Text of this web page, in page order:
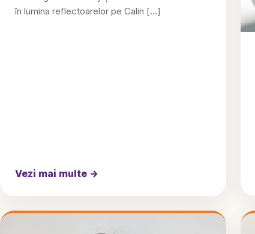
în lumina reflectoarelor pe Calin […]
Vezi mai multe →